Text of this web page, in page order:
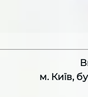
м. Київ,